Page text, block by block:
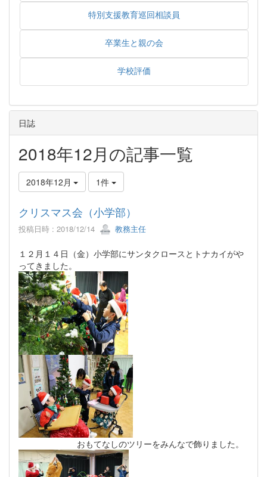
特別支援教育巡回相談員
卒業生と親の会
学校評価
日誌
2018年12月の記事一覧
2018年12月 1件
クリスマス会（小学部）
投稿日時 : 2018/12/14 教務主任
１２月１４日（金）小学部にサンタクロースとトナカイがや
ってきました。
おもてなしのツリーをみんなで飾りました。